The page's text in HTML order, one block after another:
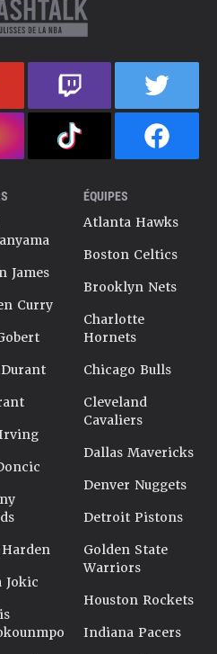
James
Curry
Harden
Jokic
ÉQUIPES
Atlanta Hawks
Boston Celtics
Brooklyn Nets
Charlotte
Hornets
Chicago Bulls
Cleveland
Cavaliers
Dallas Mavericks
Denver Nuggets
Detroit Pistons
Golden State
Warriors
Houston Rockets
Indiana Pacers